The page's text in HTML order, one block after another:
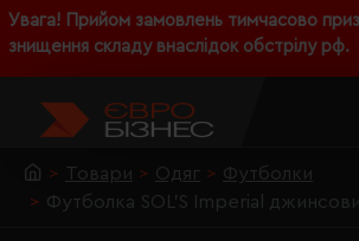
Увага! Прийом замовлень тимчасово
знищення складу внаслідок обстрілу рф.
Товари Одяг
Футболки
Футболка SOL'S Imperial